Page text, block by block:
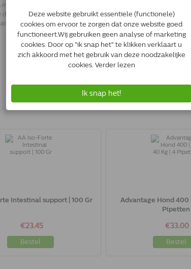
3 dagen. Geef een half uur
hele reis, elk uur een dosis. Is
niet meer nodig.
Intestinal support | 100 Gr
€23.45
Bestel
Advantage Hond 400
Pipetten
€33.00
Bestel